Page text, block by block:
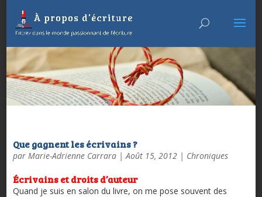
Que gagnent les écrivains ?
par Marie-Adrienne Carrara|Août 15, 2012| Chroniques
Écrivains et droits d’auteur
Quand je suis en salon du livre, on me pose souvent des